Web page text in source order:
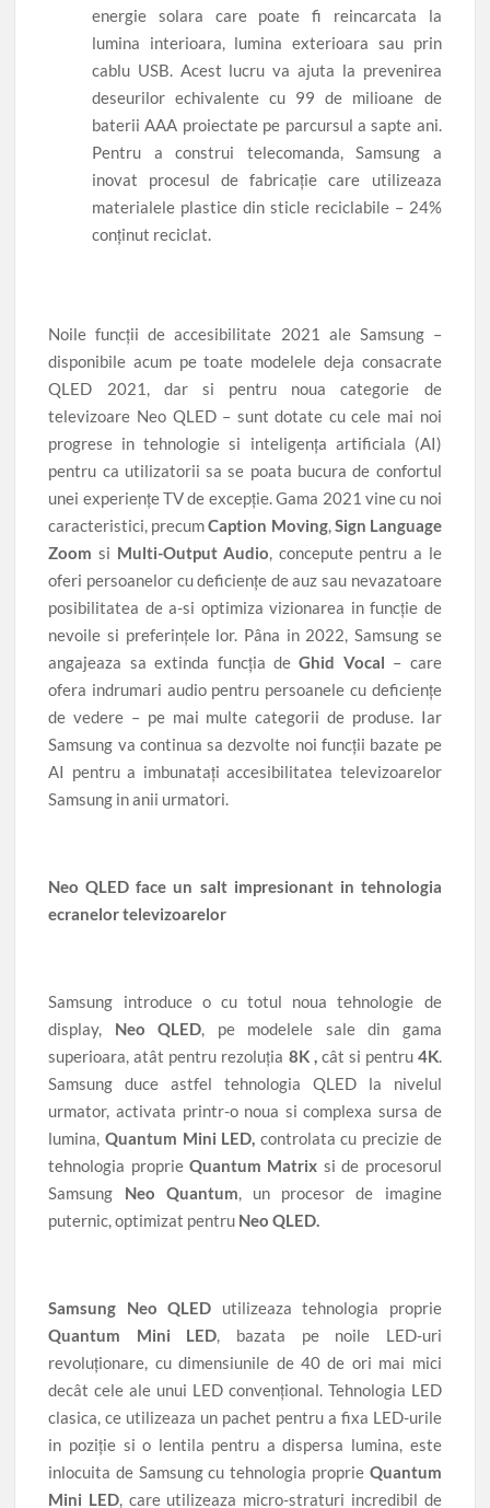
energie solara care poate fi reincarcata la
lumina interioara, lumina exterioara sau prin
cablu USB. Acest lucru va ajuta la prevenirea
deseurilor echivalente cu 99 de milioane de
baterii AAA proiectate pe parcursul a sapte ani.
Pentru a construi telecomanda, Samsung a
inovat procesul de fabricație care utilizeaza
materialele plastice din sticle reciclabile – 24%
conținut reciclat.
Noile funcții de accesibilitate 2021 ale Samsung –
disponibile acum pe toate modelele deja consacrate
QLED 2021, dar si pentru noua categorie de
televizoare Neo QLED – sunt dotate cu cele mai noi
progrese in tehnologie si inteligența artificiala (AI)
pentru ca utilizatorii sa se poata bucura de confortul
unei experiențe TV de excepție. Gama 2021 vine cu noi
caracteristici, precumCaption Moving,Sign Language
Zoomsi Multi-Output Audio, concepute pentru a le
oferi persoanelor cu deficiențe de auz sau nevazatoare
posibilitatea de a-si optimiza vizionarea in funcție de
nevoile si preferințele lor. Pâna in 2022, Samsung se
angajeaza sa extinda funcția deGhid Vocal – care
ofera indrumari audio pentru persoanele cu deficiențe
de vedere – pe mai multe categorii de produse. Iar
Samsung va continua sa dezvolte noi funcții bazate pe
AI pentru a imbunatați accesibilitatea televizoarelor
Samsung in anii urmatori.
Neo QLED face un salt impresionant in tehnologia
ecranelor televizoarelor
Samsung introduce o cu totul noua tehnologie de
display, Neo QLED, pe modelele sale din gama
superioara, atât pentru rezoluția 8K , cât si pentru4K.
Samsung duce astfel tehnologia QLED la nivelul
urmator, activata printr-o noua si complexa sursa de
lumina,Quantum Mini LED, controlata cu precizie de
tehnologia proprieQuantum Matrix si de procesorul
Samsung Neo Quantum, un procesor de imagine
puternic, optimizat pentru Neo QLED.
Samsung Neo QLED utilizeaza tehnologia proprie
Quantum Mini LED, bazata pe noile LED-uri
revoluționare, cu dimensiunile de 40 de ori mai mici
decât cele ale unui LED convențional. Tehnologia LED
clasica, ce utilizeaza un pachet pentru a fixa LED-urile
in poziție si o lentila pentru a dispersa lumina, este
inlocuita de Samsung cu tehnologia proprie Quantum
Mini LED, care utilizeaza micro-straturi incredibil de